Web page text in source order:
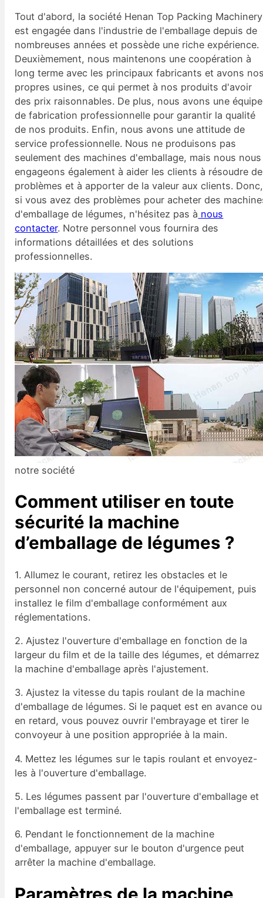
Tout d'abord, la société Henan Top Packing Machinery
est engagée dans l'industrie de l'emballage depuis de
nombreuses années et possède une riche expérience.
Deuxièmement, nous maintenons une coopération à
long terme avec les principaux fabricants et avons
propres usines, ce qui permet à nos produits d'avoir
des prix raisonnables. De plus, nous avons une équipe
de fabrication professionnelle pour garantir la qualité
de nos produits. Enfin, nous avons une attitude de
service professionnelle. Nous ne produisons pas
seulement des machines d'emballage, mais nous nous
engageons également à aider les clients à résoudre
problèmes et à apporter de la valeur aux clients. Donc,
si vous avez des problèmes pour acheter des
d'emballage de légumes, n'hésitez pas à nous
contacter. Notre personnel vous fournira des
informations détaillées et des solutions
professionnelles.
notre société
Comment utiliser en toute
sécurité la machine
d’emballage de légumes ?
1. Allumez le courant, retirez les obstacles et le
personnel non concerné autour de l'équipement, puis
installez le film d'emballage conformément aux
réglementations.
2. Ajustez l'ouverture d'emballage en fonction de la
largeur du film et de la taille des légumes, et démarrez
la machine d'emballage après l'ajustement.
3. Ajustez la vitesse du tapis roulant de la machine
d'emballage de légumes. Si le paquet est en avance ou
en retard, vous pouvez ouvrir l'embrayage et tirer le
convoyeur à une position appropriée à la main.
4. Mettez les légumes sur le tapis roulant et envoyez-
les à l'ouverture d'emballage.
5. Les légumes passent par l'ouverture d'emballage et
l'emballage est terminé.
6. Pendant le fonctionnement de la machine
d'emballage, appuyer sur le bouton d'urgence peut
arrêter la machine d'emballage.
Paramètres de la machine